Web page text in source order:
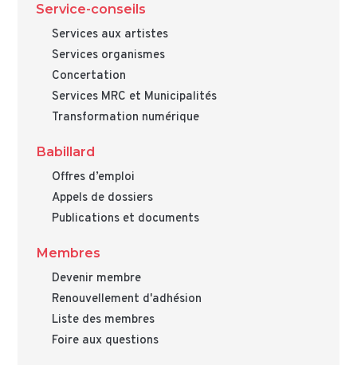
Service-conseils
Services aux artistes
Services organismes
Concertation
Services MRC et Municipalités
Transformation numérique
Babillard
Offres d’emploi
Appels de dossiers
Publications et documents
Membres
Devenir membre
Renouvellement d'adhésion
Liste des membres
Foire aux questions